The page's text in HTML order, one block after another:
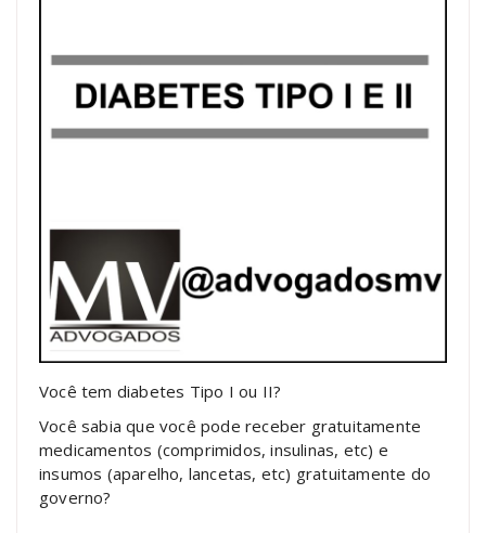
Você tem diabetes Tipo I ou II?
Você sabia que você pode receber gratuitamente
medicamentos (comprimidos, insulinas, etc) e
insumos (aparelho, lancetas, etc) gratuitamente do
governo?